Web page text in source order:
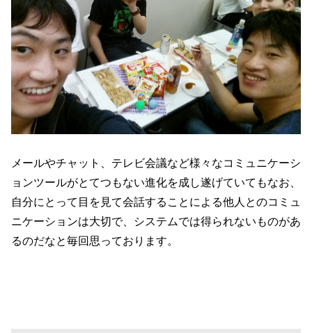
メールやチャット、テレビ会議など様々なコミュニケーシ
ョンツールがとてつもない進化を成し遂げていてもなお、
自分にとって目を見て会話することによる他人とのコミュ
ニケーションは大切で、システムでは得られないものがあ
るのだなと毎回思っております。